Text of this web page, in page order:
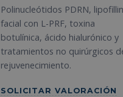
Polinucleótidos PDRN,
facial con L-PRF, toxina
botulínica, ácido hialurónico y
tratamientos no quirúrgicos
rejuvenecimiento.
SOLICITAR VALORACIÓN